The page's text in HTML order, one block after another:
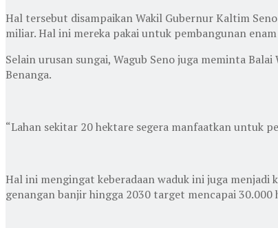
Hal tersebut disampaikan Wakil Gubernur Kaltim
miliar. Hal ini mereka pakai untuk pembangunan
Selain urusan sungai, Wagub Seno juga meminta
Benanga.
“Lahan sekitar 20 hektare segera manfaatkan untuk
Hal ini mengingat keberadaan waduk ini juga
genangan banjir hingga 2030 target mencapai 30.000